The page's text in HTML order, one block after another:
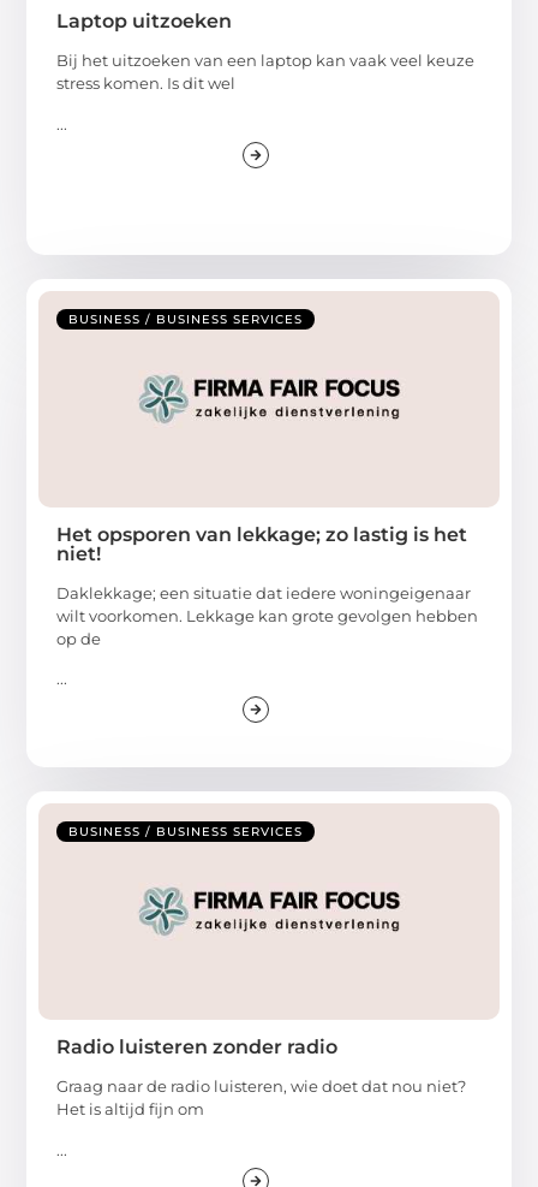
Laptop uitzoeken
Bij het uitzoeken van een laptop kan vaak veel keuze
stress komen. Is dit wel
...
BUSINESS / BUSINESS SERVICES
Het opsporen van lekkage; zo lastig is het
niet!
Daklekkage; een situatie dat iedere woningeigenaar
wilt voorkomen. Lekkage kan grote gevolgen hebben
op de
...
BUSINESS / BUSINESS SERVICES
Radio luisteren zonder radio
Graag naar de radio luisteren, wie doet dat nou niet?
Het is altijd fijn om
...